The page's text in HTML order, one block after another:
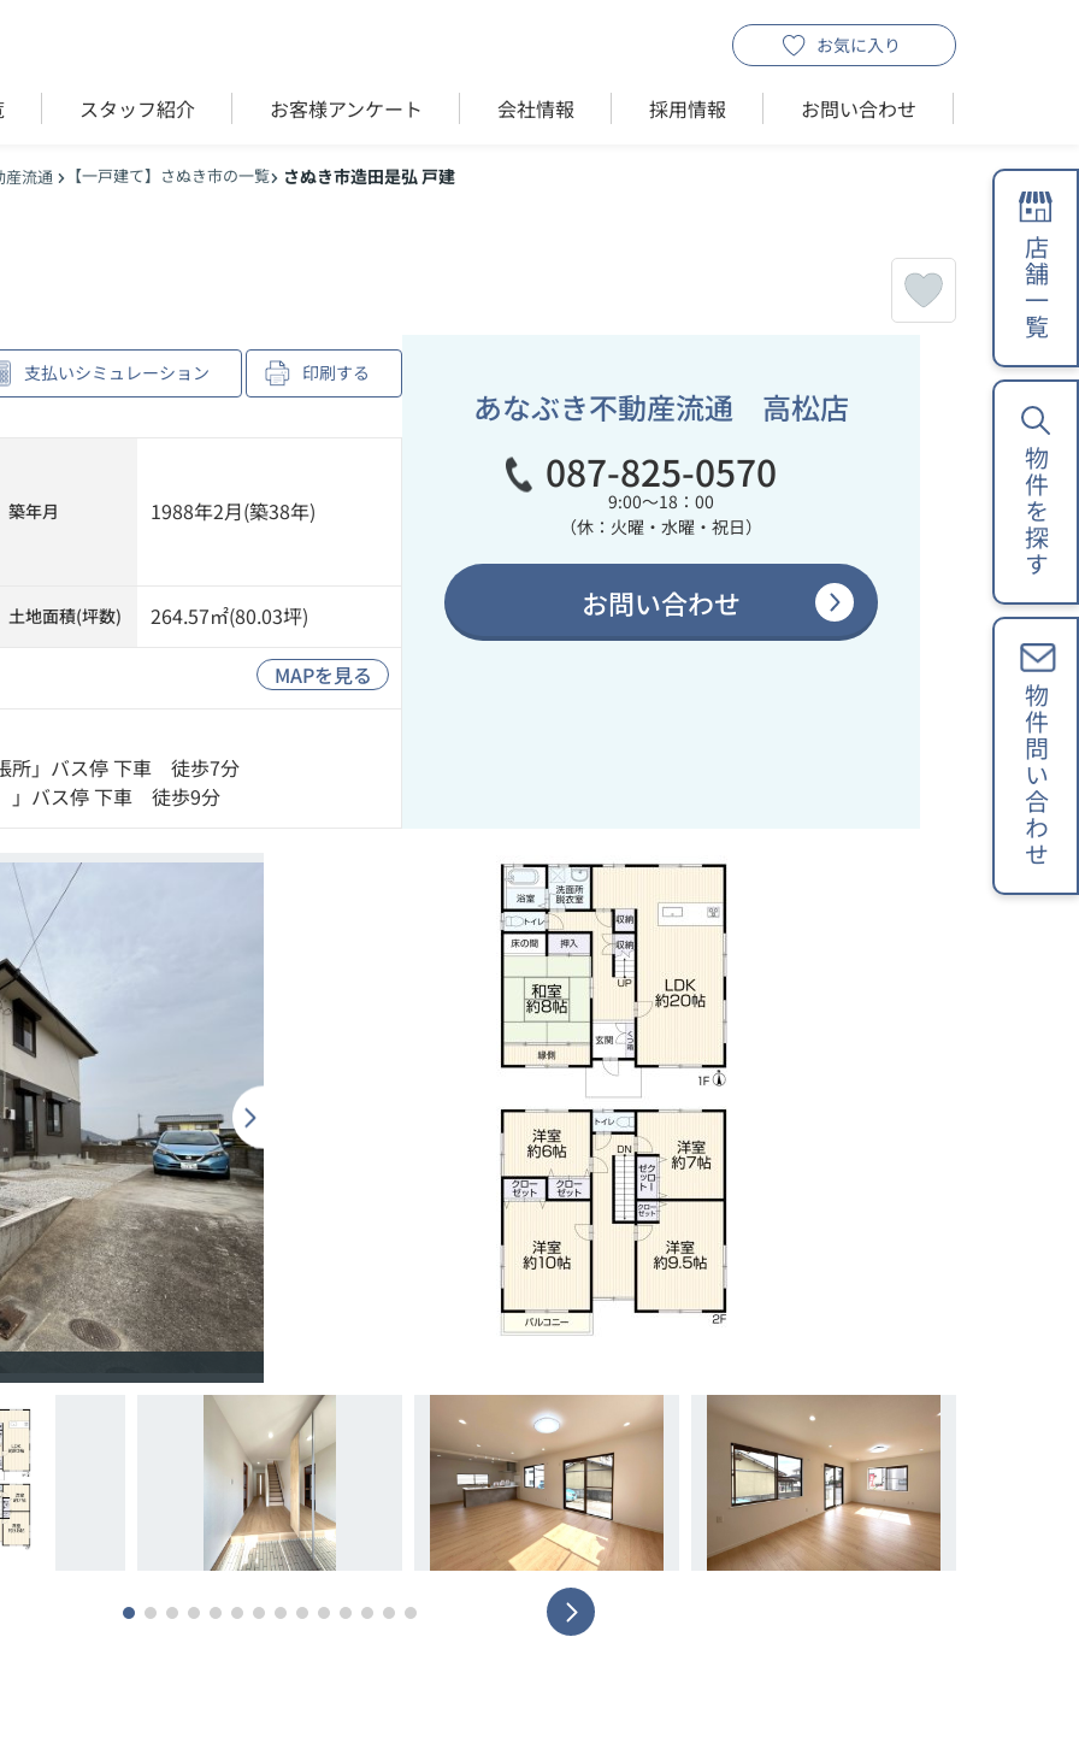
お気に入り
スタッフ紹介 お客様アンケート 会社情報 採用情報 お問い合わせ
産流通 【一戸建て】さぬき市の一覧 さぬき市造田是弘 戸建
支払いシミュレーション 印刷する
築年月 1988年2月(築38年)
土地面積(坪数) 264.57㎡(80.03坪)
MAPを見る
所」バス停 下車 徒歩7分
」バス停 下車 徒歩9分
あなぶき不動産流通 高松店
087-825-0570
9:00～18：00
（休：火曜・水曜・祝日）
お問い合わせ
店舗一覧
物件を探す
物件問い合わせ